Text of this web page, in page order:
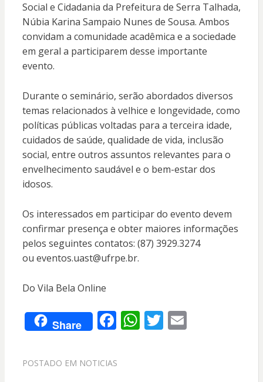
Social e Cidadania da Prefeitura de Serra Talhada,
Núbia Karina Sampaio Nunes de Sousa. Ambos
convidam a comunidade acadêmica e a sociedade
em geral a participarem desse importante
evento.
Durante o seminário, serão abordados diversos
temas relacionados à velhice e longevidade, como
políticas públicas voltadas para a terceira idade,
cuidados de saúde, qualidade de vida, inclusão
social, entre outros assuntos relevantes para o
envelhecimento saudável e o bem-estar dos
idosos.
Os interessados em participar do evento devem
confirmar presença e obter maiores informações
pelos seguintes contatos: (87) 3929.3274
ou eventos.uast@ufrpe.br.
Do Vila Bela Online
Share F
e
W T E
POSTADO EM NOTICIAS